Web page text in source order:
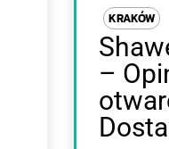
KRAKÓW
–